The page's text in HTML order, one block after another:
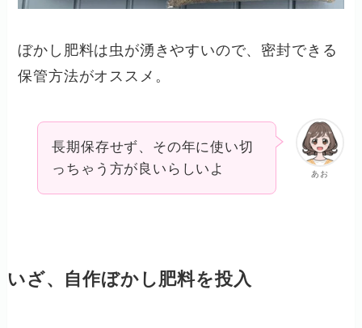
ぼかし肥料は虫が湧きやすいので、密封できる
保管方法がオススメ。
あお
長期保存せず、その年に使い切
っちゃう方が良いらしいよ
いざ、自作ぼかし肥料を投入